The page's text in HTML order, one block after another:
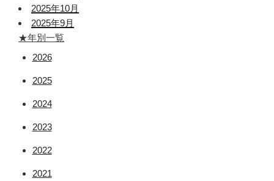
2025年10月
2025年9月
★年別一覧
2026
2025
2024
2023
2022
2021